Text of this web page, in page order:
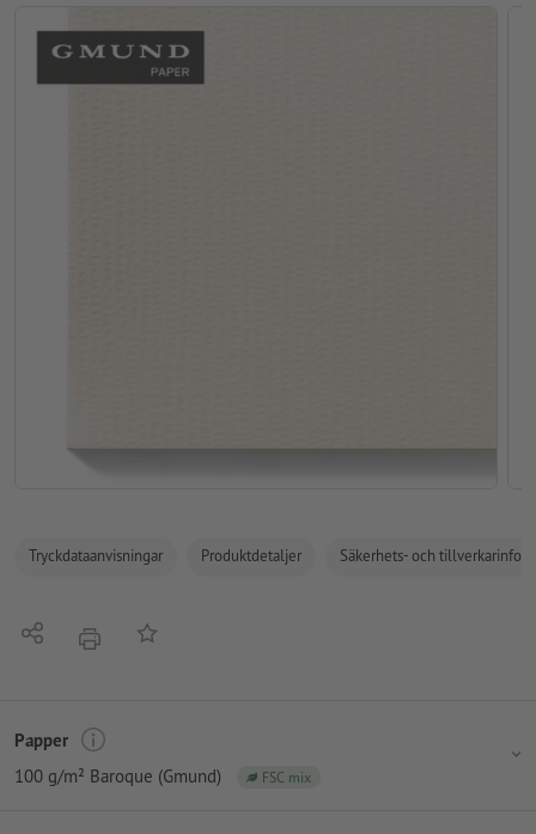
Tryckdataanvisningar Produktdetaljer Säkerhets- och
Dela erbjudandePå anteckningslistan
Papper
100 g/m² Baroque (Gmund)
FSC mix